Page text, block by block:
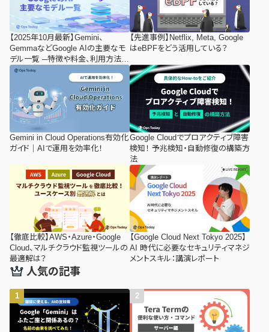
【2025年10月最新】Gemini、
GemmaなどGoogle AIの主要なモ
デル一覧 ─特徴や料金、利用方法な
ど
【先進事例】Netflix, Meta, Google
はeBPFをどう活用している？
Gemini in Cloud Operations有効化
ガイド｜AIで運用を効率化！
Google Cloudでプロアクティブ障害
検知！ 予兆検知・自動修復の構築方
法
【徹底比較】AWS・Azure・Google
Cloud、マルチクラウド監視ツールの
最適解は？
【Google Cloud Next Tokyo 2025】
AI 時代に必要なセキュリティマネジ
メントスキル：講演レポート
人気の記事